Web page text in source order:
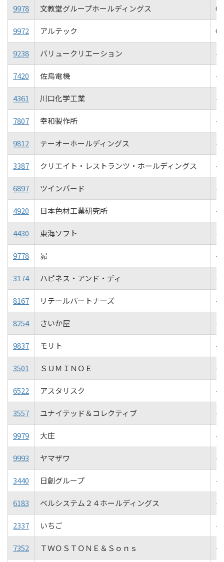
9978 文教堂グループホールディングス
9972 アルテック
9238 バリュークリエーション -
7420 佐鳥電機 -
4361 川口化学工業 -
7807 幸和製作所 -
9812 テーオーホールディングス -
3387 クリエイト・レストランツ・ホールディングス -
6897 ツインバード -
4920 日本色材工業研究所 -
4430 東海ソフト -
9778 昴 -
3174 ハピネス・アンド・ディ -
8167 リテールパートナーズ -
8254 さいか屋 -
9837 モリト -
3501 ＳＵＭＩＮＯＥ -
6522 アスタリスク -
3557 ユナイテッド＆コレクティブ -
9979 大庄 -
9993 ヤマザワ -
3440 日創グループ -
6183 ベルシステム２４ホールディングス -
2337 いちご -
7352 ＴＷＯＳＴＯＮＥ＆Ｓｏｎｓ -